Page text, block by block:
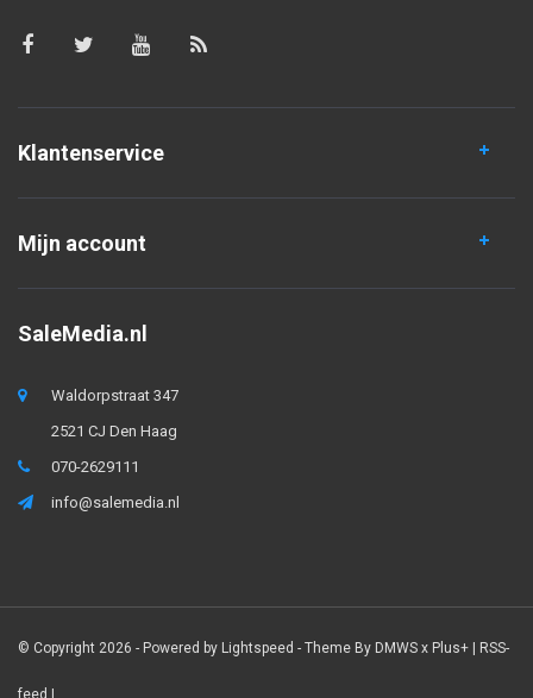
Klantenservice
Mijn account
SaleMedia.nl
Waldorpstraat 347
2521 CJ Den Haag
070-2629111
info@salemedia.nl
© Copyright 2026 - Powered by Lightspeed - Theme By DMWS x Plus+ | RSS-
feed |